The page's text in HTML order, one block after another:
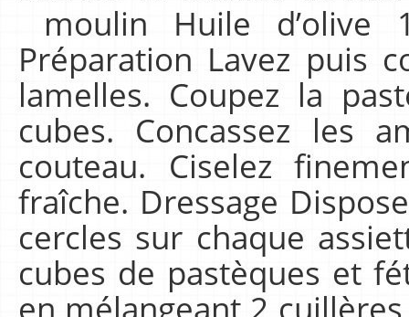
moulin Huile
Préparation Lavez puis
lamelles. Coupez la
cubes. Concassez les
couteau. Ciselez
fraîche. Dressage
cercles sur chaque
cubes de pastèques et